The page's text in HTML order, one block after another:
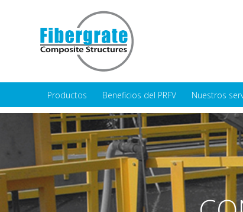
Productos Beneficios del PRFV Nuestros